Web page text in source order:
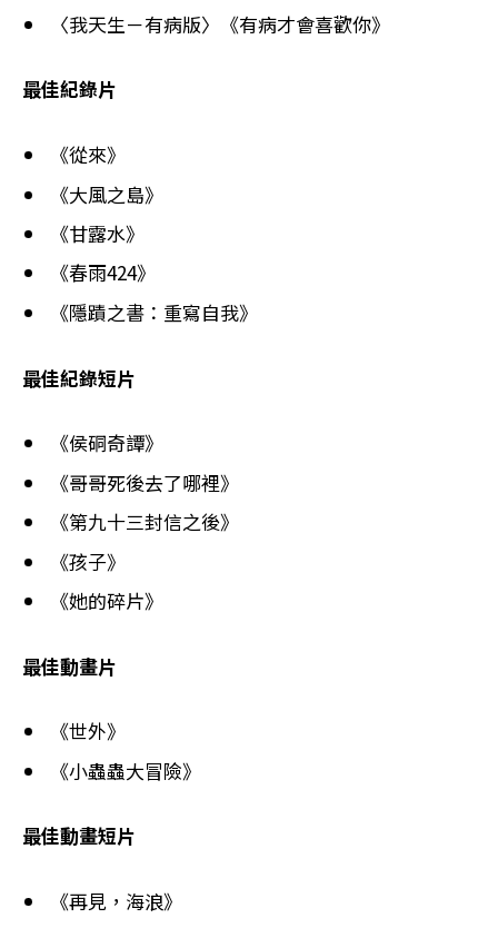
〈我天生－有病版〉《有病才會喜歡你》
最佳紀錄片
《從來》
《大風之島》
《甘露水》
《春雨424》
《隱蹟之書：重寫自我》
最佳紀錄短片
《侯硐奇譚》
《哥哥死後去了哪裡》
《第九十三封信之後》
《孩子》
《她的碎片》
最佳動畫片
《世外》
《小蟲蟲大冒險》
最佳動畫短片
《再見，海浪》